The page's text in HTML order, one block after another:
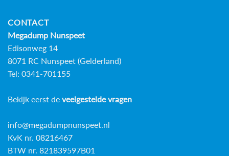
CONTACT
Megadump Nunspeet
Edisonweg 14
8071 RC Nunspeet (Gelderland)
Tel: 0341-701155
Bekijk eerst de veelgestelde vragen
info@megadumpnunspeet.nl
KvK nr. 08216467
BTW nr. 821839597B01